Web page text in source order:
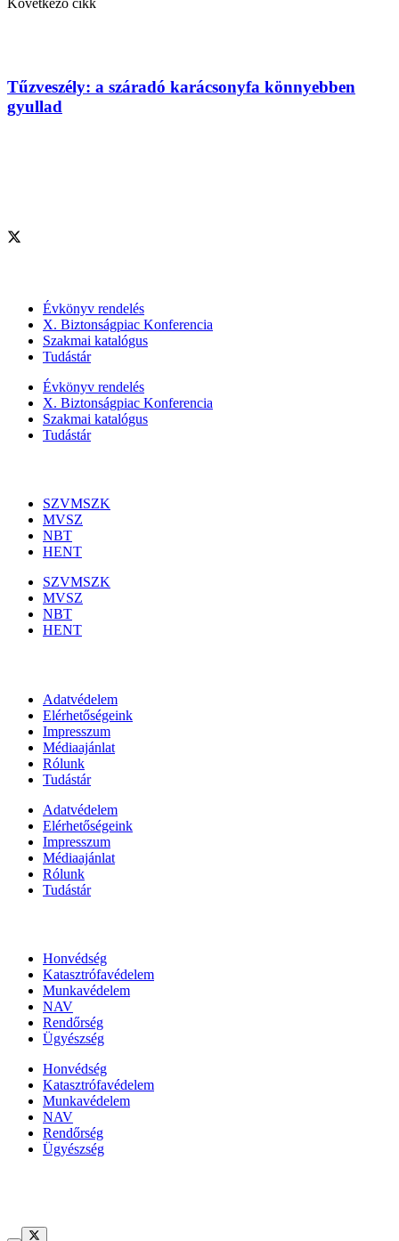
Következő cikk
Tűzveszély: a száradó karácsonyfa könnyebben
gyullad
Évkönyv rendelés
X. Biztonságpiac Konferencia
Szakmai katalógus
Tudástár
Évkönyv rendelés
X. Biztonságpiac Konferencia
Szakmai katalógus
Tudástár
SZVMSZK
MVSZ
NBT
HENT
SZVMSZK
MVSZ
NBT
HENT
Adatvédelem
Elérhetőségeink
Impresszum
Médiaajánlat
Rólunk
Tudástár
Adatvédelem
Elérhetőségeink
Impresszum
Médiaajánlat
Rólunk
Tudástár
Honvédség
Katasztrófavédelem
Munkavédelem
NAV
Rendőrség
Ügyészség
Honvédség
Katasztrófavédelem
Munkavédelem
NAV
Rendőrség
Ügyészség